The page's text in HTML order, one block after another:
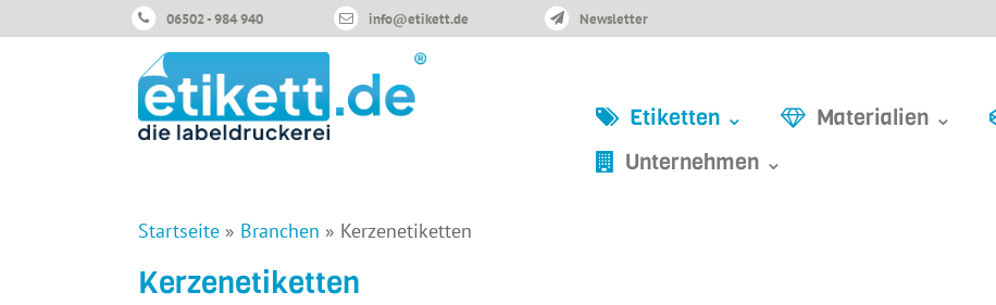
06502 - 984 940 info@etikett.de Newsletter
Etiketten ⌄ Materialien ⌄
Unternehmen ⌄
Startseite » Branchen » Kerzenetiketten
Kerzenetiketten